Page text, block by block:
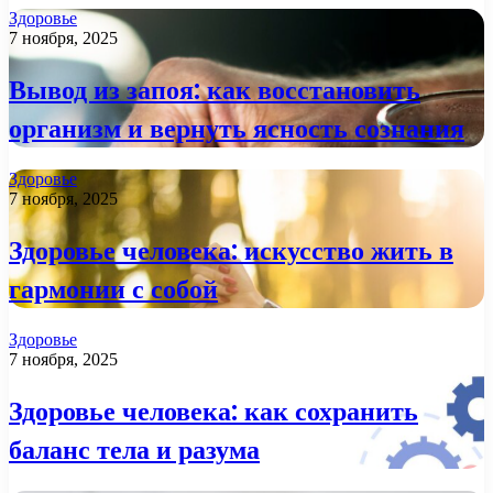
Здоровье
7 ноября, 2025
Вывод из запоя: как восстановить
организм и вернуть ясность сознания
Здоровье
7 ноября, 2025
Здоровье человека: искусство жить в
гармонии с собой
Здоровье
7 ноября, 2025
Здоровье человека: как сохранить
баланс тела и разума